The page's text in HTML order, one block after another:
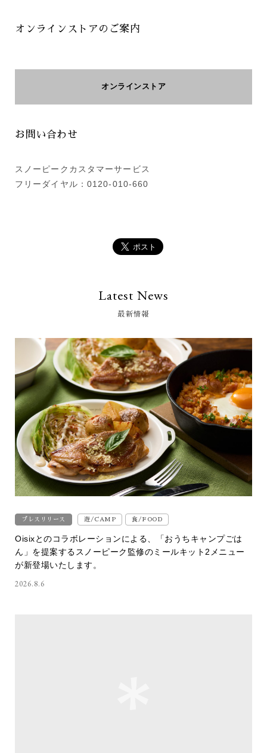
オンラインストアのご案内
オンラインストア
お問い合わせ
スノーピークカスタマーサービス
フリーダイヤル：0120-010-660
Latest News
最新情報
プレスリリース 遊/CAMP 食/FOOD
Oisixとのコラボレーションによる、「おうちキャンプごは
ん」を提案するスノーピーク監修のミールキット2メニュー
が新登場いたします。
2026.8.6